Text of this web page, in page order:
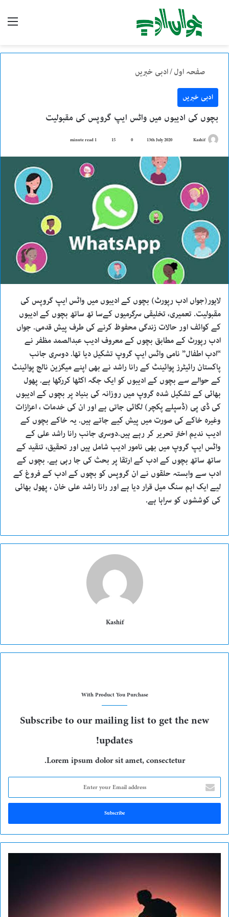
تلاش
کریں
صفحہ اول/ادبی خبریں
ادبی خبریں
بچوں کی ادیبوں میں واٹس ایپ گروپس کی مقبولیت
Kashif
a
n
m
i
13th July 2020
0
15
لاہور(جواں ادب رپورٹ) بچوں کے ادیبوں میں واٹس ایپ گروپس کی
مقبولیت. تعمیری، تخلیقی سرگرمیوں کےسا تھ ساتھ بچوں کے ادیبوں
کے کوائف اور حالات زندگی محفوظ کرنے کی طرف پیش قدمی. جواں
ادب رپورٹ کے مطابق بچوں کے معروف ادیب عبدالصمد مظفر نے
“ادب اطفال” نامی واٹس ایپ گروپ تشکیل دیا تھا. دوسری جانب
پاکستان رائیٹرز پوائینٹ کے رانا راشد نے بھی اپنے میگزین نالج پوائینٹ
کے حوالے سے بچوں کے ادیبوں کو ایک جگہ اکٹھا کررکھا ہے. پھول
بھائی کے تشکیل شدہ گروپ میں روزانہ کی بنیاد پر بچوں کے ادیبوں
کی ڈی پی (ڈسپلے پکچر) لگائی جاتی ہے اور ان کی خدمات ، اعزازات
وغیرہ خاکے کی صورت میں پیش کیے جاتے ہیں. یہ خاکے بچوں کے
ادیب ندیم اختر تحریر کر رہے ہیں.دوسری جانب رانا راشد علی کے
واٹس ایپ گروپ میں بھی نامور ادیب شامل ہیں اور تحقیق، تنقید کے
ساتھ ساتھ بچوں کے ادب کے ارتقا پر بحث کی جا رہی ہے. بچوں کے
ادب سے وابستہ حلقوں نے ان گروپس کو بچوں کے ادب کے فروغ کے
لیے ایک اہم سنگ میل قرار دیا ہے اور رانا راشد علی خان ، پھول بھائی
کی کوششوں کو سراہا ہے.
Kashif
With Product You Purchase
Subscribe to our mailing list to get the new
updates!
Lorem ipsum dolor sit amet, consectetur.
t
r
y
o
m
a
i